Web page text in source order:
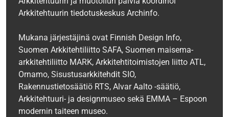
Arkkitehtuurin tiedotuskeskus Archinfo.
Mukana järjestäjinä ovat Finnish Design Info,
Suomen Arkkitehtiliitto SAFA, Suomen maisema-
arkkitehtiliitto MARK, Arkkitehtitoimistojen liitto ATL,
Ornamo, Sisustusarkkitehdit SIO,
Rakennustietosäätiö RTS, Alvar Aalto -säätiö,
Arkkitehtuuri- ja designmuseo sekä EMMA – Espoon
modernin taiteen museo.